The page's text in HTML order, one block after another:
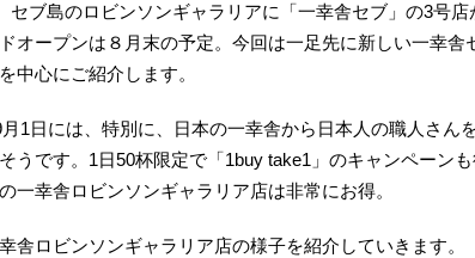
セブ島のロビンソンギャラリアに「一幸舎セブ」の3号
オープンは８月末の予定。今回は一足先に新しい一幸舎
中心にご紹介します。
月1日には、特別に、日本の一幸舎から日本人の職人さん
うです。1日50杯限定で「1buy take1」のキャンペーン
一幸舎ロビンソンギャラリア店は非常にお得。
舎ロビンソンギャラリア店の様子を紹介していきます。